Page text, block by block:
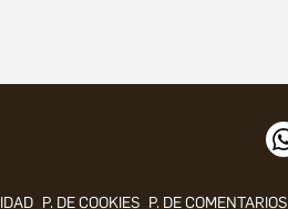
P. DE COOKIES P. DE COMENTARIOS